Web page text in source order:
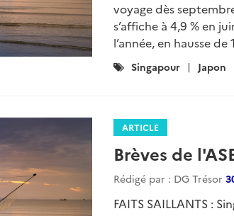
voyage dès
s’affiche à 4,9 % en
l’année, en hausse de
Catégories
Singapour Japon
ARTICLE
Brèves de
Rédigé par : DG Trésor
FAITS SAILLANTS :